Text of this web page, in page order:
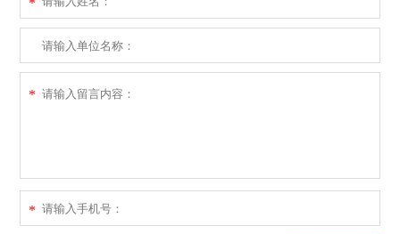
*
*
*